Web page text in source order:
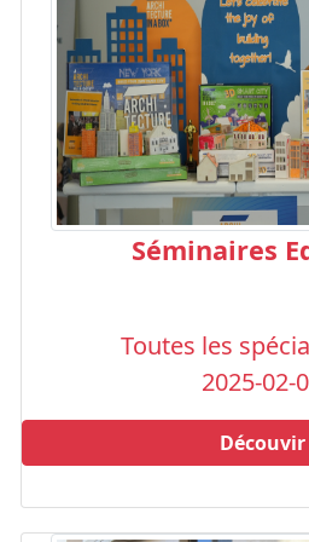
Séminaires
Toutes les
2025-02-
Découvir